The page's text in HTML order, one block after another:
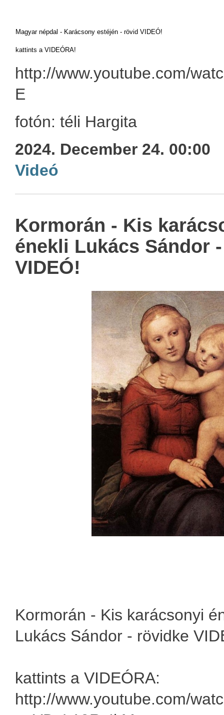
Magyar népdal - Karácsony estéjén - rövid VIDEÓ!
kattints a VIDEÓRA!
http://www.youtube.com/
E
fotón: téli Hargita
2024. December 24. 00:00
Videó
Kormorán - Kis
énekli Lukács Sándor
VIDEÓ!
Kormorán - Kis karácsonyi
Lukács Sándor - rövidke
kattints a VIDEÓRA:
http://www.youtube.com/